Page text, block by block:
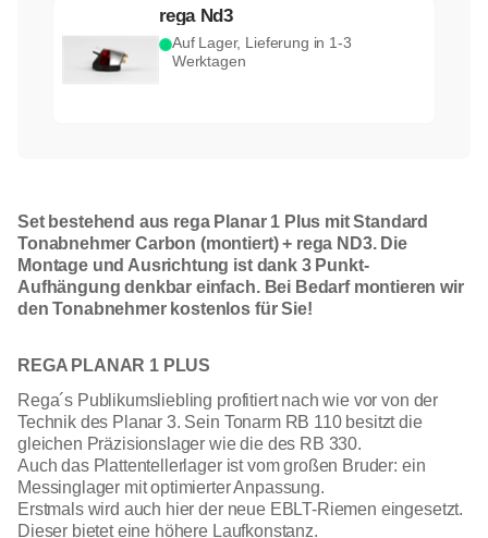
rega Nd3
Auf Lager, Lieferung in 1-3
Werktagen
Set bestehend aus rega Planar 1 Plus mit Standard
Tonabnehmer Carbon (montiert) + rega ND3. Die
Montage und Ausrichtung ist dank 3 Punkt-
Aufhängung denkbar einfach. Bei Bedarf montieren wir
den Tonabnehmer kostenlos für Sie!
REGA PLANAR 1 PLUS
Rega´s Publikumsliebling profitiert nach wie vor von der
Technik des Planar 3. Sein Tonarm RB 110 besitzt die
gleichen Präzisionslager wie die des RB 330.
Auch das Plattentellerlager ist vom großen Bruder: ein
Messinglager mit optimierter Anpassung.
Erstmals wird auch hier der neue EBLT-Riemen eingesetzt.
Dieser bietet eine höhere Laufkonstanz.